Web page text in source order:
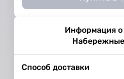
Информация о
Способ доставки